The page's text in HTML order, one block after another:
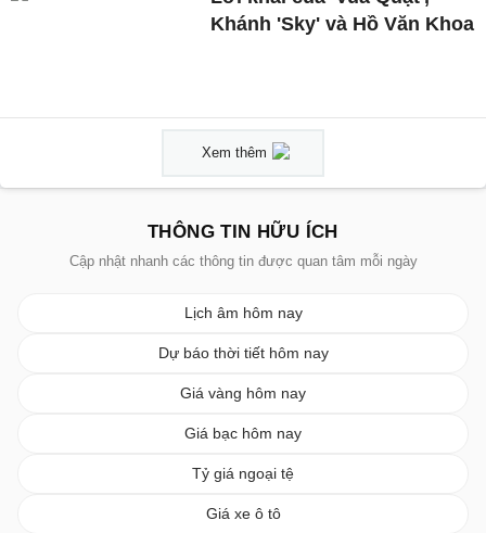
Khánh 'Sky' và Hồ Văn Khoa
Xem thêm
THÔNG TIN HỮU ÍCH
Cập nhật nhanh các thông tin được quan tâm mỗi ngày
Lịch âm hôm nay
Dự báo thời tiết hôm nay
Giá vàng hôm nay
Giá bạc hôm nay
Tỷ giá ngoại tệ
Giá xe ô tô